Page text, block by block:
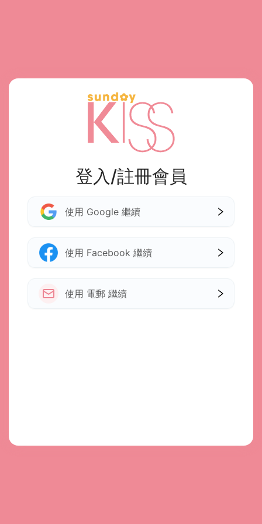
登入/註冊會員
使用 Google 繼續
使用 Facebook 繼續
使用 電郵 繼續